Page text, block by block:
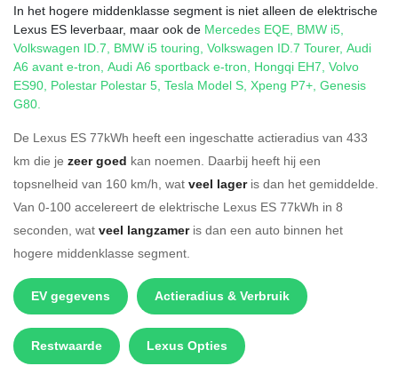
In het hogere middenklasse segment is niet alleen de elektrische
Lexus ES leverbaar, maar ook de Mercedes EQE, BMW i5,
Volkswagen ID.7, BMW i5 touring, Volkswagen ID.7 Tourer, Audi
A6 avant e-tron, Audi A6 sportback e-tron, Hongqi EH7, Volvo
ES90, Polestar Polestar 5, Tesla Model S, Xpeng P7+, Genesis
G80.
De Lexus ES 77kWh heeft een ingeschatte actieradius van 433
km die je zeer goed kan noemen. Daarbij heeft hij een
topsnelheid van 160 km/h, wat veel lageris dan het gemiddelde.
Van 0-100 accelereert de elektrische Lexus ES 77kWh in 8
seconden, wat veel langzameris dan een auto binnen het
hogere middenklasse segment.
EV gegevens Actieradius & Verbruik
Restwaarde Lexus Opties